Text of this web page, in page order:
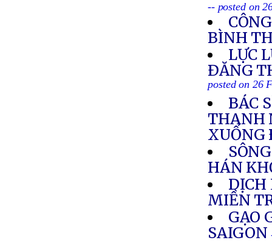
-- posted on
BÌNH
LỰC
ÐĂNG
posted on 26
BÁC
THANH
XUỐNG
HÁN
DỊCH
MIỀN
GẠO
SAIGON